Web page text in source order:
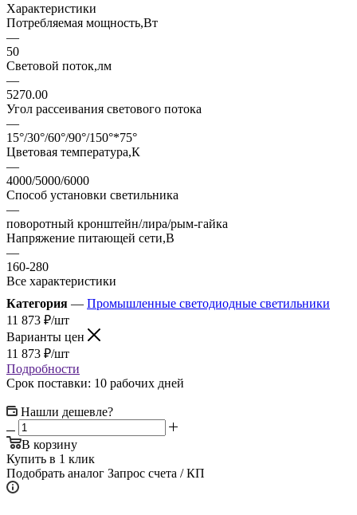
Характеристики
Потребляемая мощность,Вт
—
50
Световой поток,лм
—
5270.00
Угол рассеивания светового потока
—
15°/30°/60°/90°/150°*75°
Цветовая температура,К
—
4000/5000/6000
Способ установки светильника
—
поворотный кронштейн/лира/рым-гайка
Напряжение питающей сети,В
—
160-280
Все характеристики
Категория — Промышленные светодиодные светильники
11 873 ₽/шт
Варианты цен
11 873 ₽/шт
Подробности
Срок поставки: 10 рабочих дней
Нашли дешевле?
В корзину
Купить в 1 клик
Подобрать аналог Запрос счета / КП